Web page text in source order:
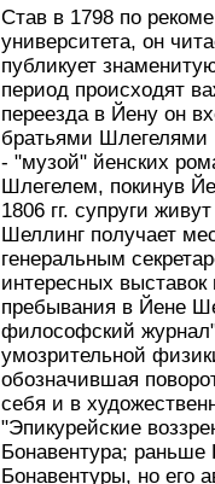
Став в 1798 по
университета, он
публикует
период происходят
переезда в Йену он
братьями
- "музой" йенских
Шлегелем, покинув
1806 гг. супруги
Шеллинг получает
генеральным
интересных
пребывания в Йене
философский
умозрительной
обозначившая
себя и в
"Эпикурейские
Бонавентура;
Бонавентуры, но его